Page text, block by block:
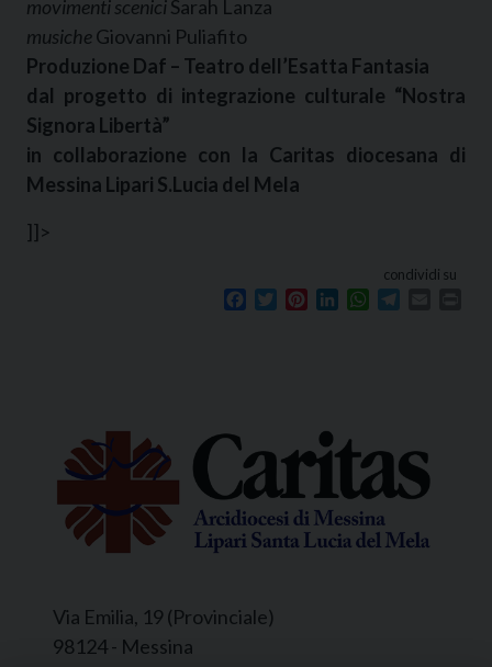
movimenti sceniciSarah Lanza
musicheGiovanni Puliafito
Produzione Daf – Teatro dell’Esatta Fantasia
dal progetto di integrazione culturale “Nostra
Signora Libertà”
in collaborazione con la Caritas diocesana di
Messina Lipari S.Lucia del Mela
]]>
condividi su
Facebook
TwitterPinterestLinkedInWhatsApp
Via Emilia, 19 (Provinciale)
98124 - Messina